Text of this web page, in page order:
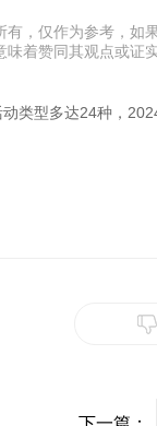
，仅作为参考，如
着赞同其观点或证
类型多达24种，